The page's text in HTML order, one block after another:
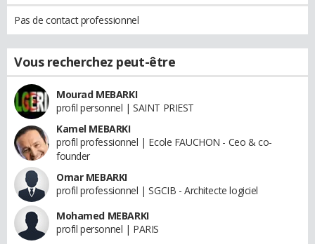
Pas de contact professionnel
Vous recherchez peut-être
Mourad MEBARKI
profil personnel | SAINT PRIEST
Kamel MEBARKI
profil professionnel | Ecole FAUCHON - Ceo & co-
founder
Omar MEBARKI
profil professionnel | SGCIB - Architecte logiciel
Mohamed MEBARKI
profil personnel | PARIS